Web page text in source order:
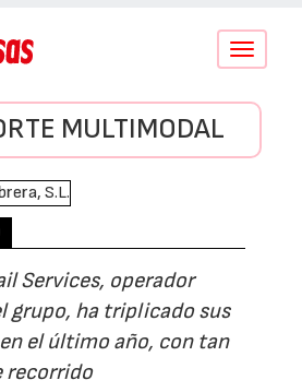
Conmutar
MULTIMODAL
Services, operador
grupo, ha triplicado sus
el último año, con tan
recorrido